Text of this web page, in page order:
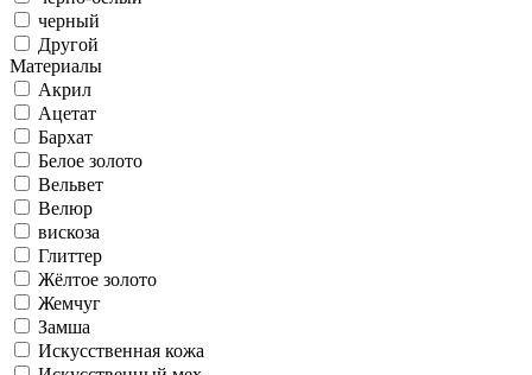
черный
Другой
Материалы
Акрил
Ацетат
Бархат
Белое золото
Вельвет
Велюр
вискоза
Глиттер
Жёлтое золото
Жемчуг
Замша
Искусственная кожа